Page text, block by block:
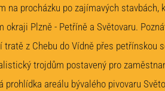
procházku po zajímavých stavbách,
okraji Plzně - Petříně a Světovaru.
z Chebu do Vídně přes petřínskou
trojdům postavený pro
areálu bývalého pivovaru